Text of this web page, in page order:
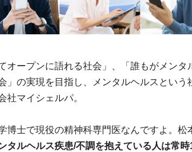
オープンに語れる社会」、「誰もがメンタ
」の実現を目指し、メンタルヘルスという
社マイシェルパ。
博士で現役の精神科専門医なんですよ。松
タルヘルス疾患/不調を抱えている人は常